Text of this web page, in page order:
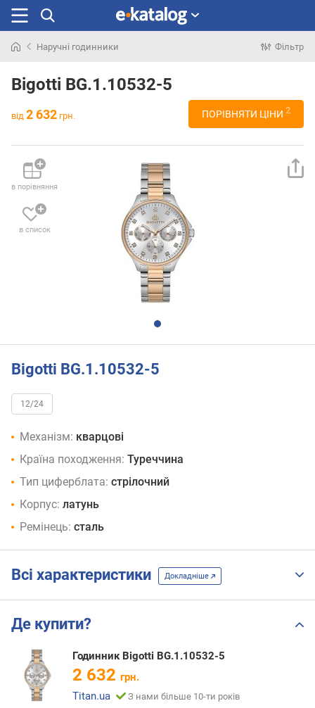
раніше
Наручні годинники Фільтр
Bigotti BG.1.10532-5
від 2 632 грн. ПОРІВНЯТИ ЦІНИ 2
в порівняння
в список
Bigotti BG.1.10532-5
12/24
Механізм: кварцові
Країна походження: Туреччина
Тип циферблата: стрілочний
Корпус: латунь
Ремінець: сталь
Всі характеристики Докладніше
Де купити?
Годинник Bigotti BG.1.10532-5
2 632 грн.
Titan.ua
З нами більше 10-ти років